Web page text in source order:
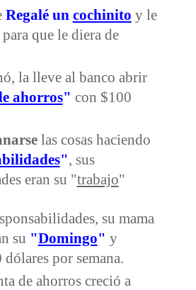
Regalé un cochinito y le
que le diera de
la lleve al banco abrir
ahorros" con $100
las cosas haciendo
", sus
eran su "trabajo"
su mama
su "Domingo" y
dólares por semana.
de ahorros creció a